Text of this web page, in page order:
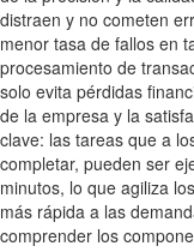
distraen y no cometen
menor tasa de fallos en
procesamiento de
solo evita pérdidas
de la empresa y la
clave: las tareas que a
completar, pueden ser
minutos, lo que agiliza
más rápida a las
comprender los